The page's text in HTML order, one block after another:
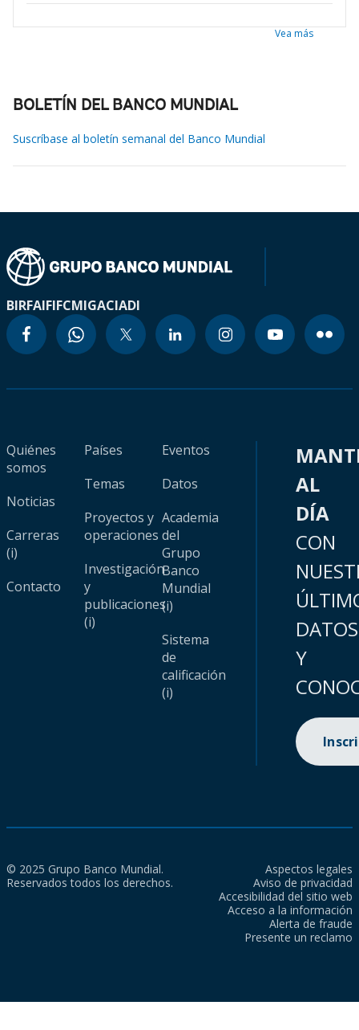
Vea más
BOLETÍN DEL BANCO MUNDIAL
Suscríbase al boletín semanal del Banco Mundial
BIRFAIFIFCMIGACIADI
Quiénes
somos
Noticias
Carreras
(i)
Contacto
Países
Temas
Proyectos y
operaciones
Investigación
y
publicaciones
(i)
Eventos
Datos
Academia
del
Grupo
Banco
Mundial
(i)
Sistema
de
calificación
(i)
AL
DÍA
CON
DATOS
Y
© 2025 Grupo Banco Mundial.
Reservados todos los derechos.
Aspectos legales
Aviso de privacidad
Accesibilidad del sitio web
Acceso a la información
Alerta de fraude
Presente un reclamo